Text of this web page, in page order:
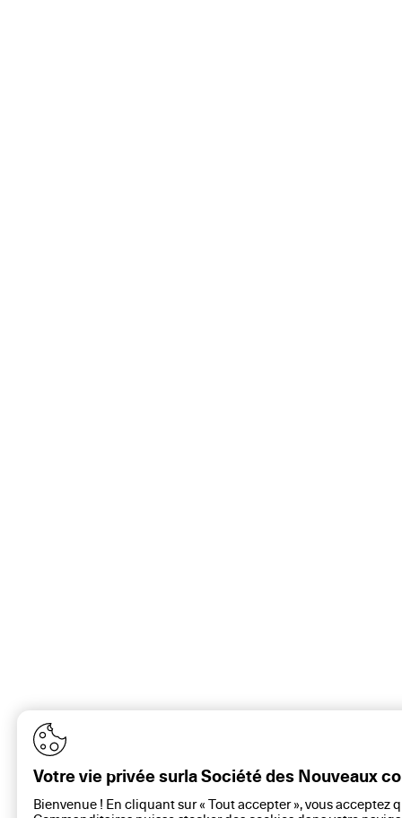
Votre vie privée surla Société des Nouveaux
Bienvenue ! En cliquant sur « Tout accepter », vous acceptez